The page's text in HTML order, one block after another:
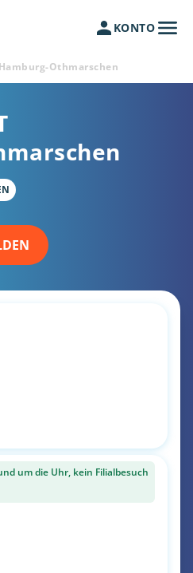
KONTO
Hamburg-Othmarschen
um die Uhr, kein Filialbesuch